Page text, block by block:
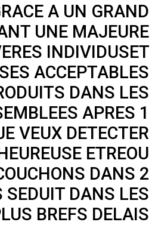
A UN GRAND
UNE MAJEURE
INDIVIDUSET
ACCEPTABLES
DANS LES
APRES 1
VEUX DETECTER
ETREOU
DANS 2
SEDUIT DANS LES
BREFS DELAIS